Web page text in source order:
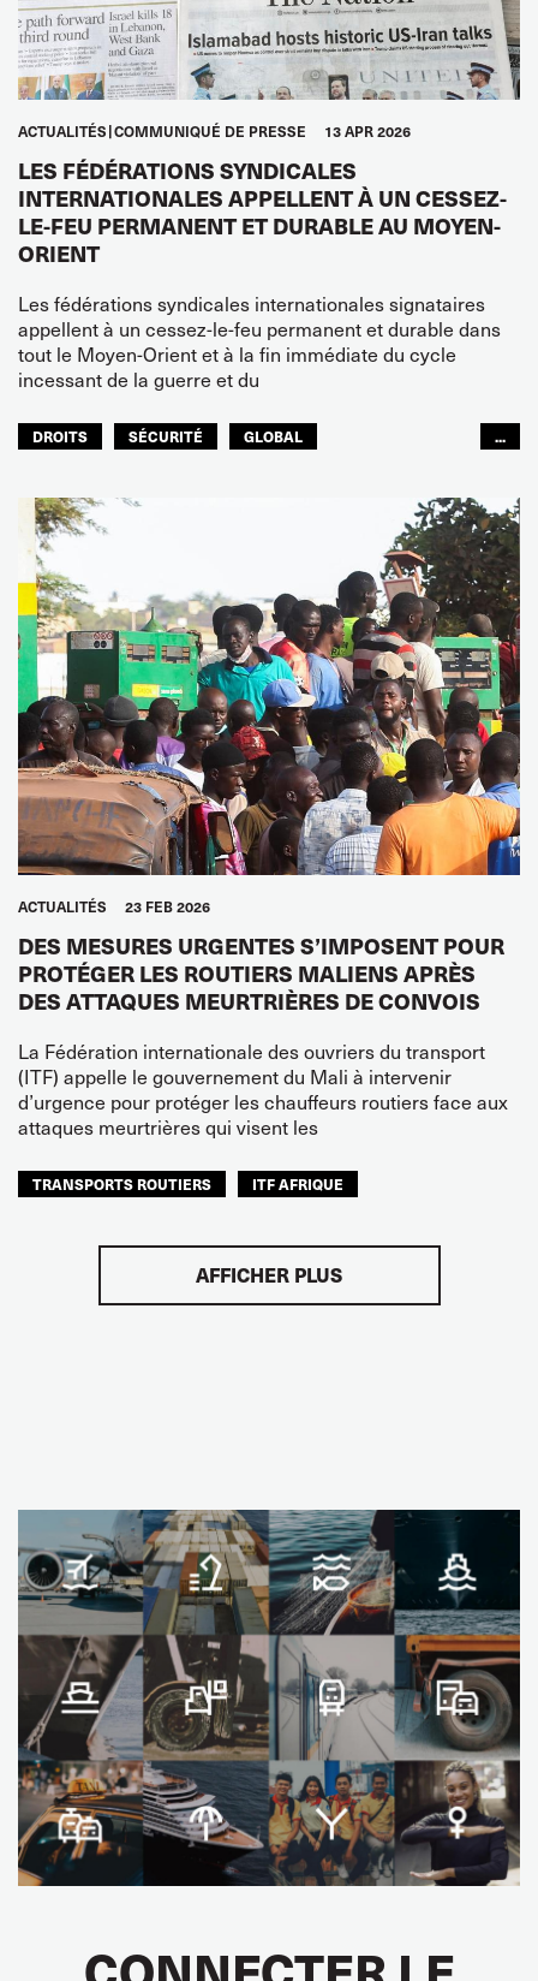
ACTUALITÉS COMMUNIQUÉ DE PRESSE 13 APR 2026
LES FÉDÉRATIONS SYNDICALES
INTERNATIONALES APPELLENT À UN CESSEZ-
LE-FEU PERMANENT ET DURABLE AU MOYEN-
ORIENT
Les fédérations syndicales internationales signataires
appellent à un cessez-le-feu permanent et durable dans
tout le Moyen-Orient et à la fin immédiate du cycle
incessant de la guerre et du
DROITS SÉCURITÉ
GLOBAL
...
ACTUALITÉS 23 FEB 2026
DES MESURES URGENTES S’IMPOSENT POUR
PROTÉGER LES ROUTIERS MALIENS APRÈS
DES ATTAQUES MEURTRIÈRES DE CONVOIS
La Fédération internationale des ouvriers du transport
(ITF) appelle le gouvernement du Mali à intervenir
d’urgence pour protéger les chauffeurs routiers face aux
attaques meurtrières qui visent les
TRANSPORTS ROUTIERS ITF AFRIQUE
AFFICHER PLUS